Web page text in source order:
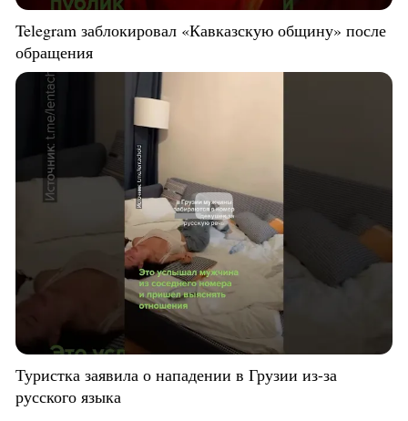
Telegram заблокировал «Кавказскую общину» после
обращения
Туристка заявила о нападении в Грузии из-за
русского языка